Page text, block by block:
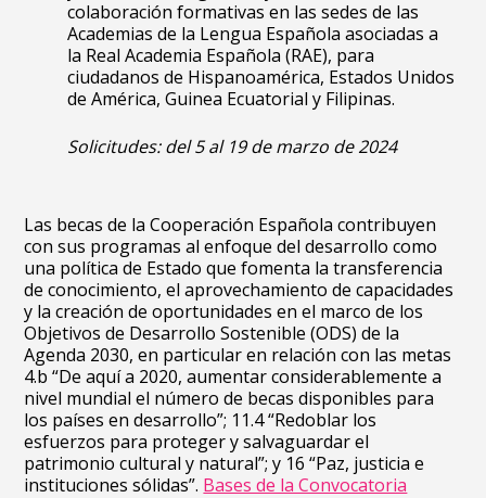
colaboración formativas en las sedes de las
Academias de la Lengua Española asociadas a
la Real Academia Española (RAE), para
ciudadanos de Hispanoamérica, Estados Unidos
de América, Guinea Ecuatorial y Filipinas.
Solicitudes:del 5 al 19 de marzo de 2024
Las becas de la Cooperación Española contribuyen
con sus programas al enfoque del desarrollo como
una política de Estado que fomenta la transferencia
de conocimiento, el aprovechamiento de capacidades
y la creación de oportunidades en el marco de los
Objetivos de Desarrollo Sostenible (ODS) de la
Agenda 2030, en particular en relación con las metas
4.b “De aquí a 2020, aumentar considerablemente a
nivel mundial el número de becas disponibles para
los países en desarrollo”; 11.4 “Redoblar los
esfuerzos para proteger y salvaguardar el
patrimonio cultural y natural”; y 16 “Paz, justicia e
instituciones sólidas”. Bases de la Convocatoria